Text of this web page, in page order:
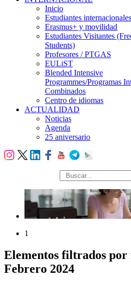
Inicio
Estudiantes internacionales
Erasmus+ y movilidad
Estudiantes Visitantes
Students)
Profesores / PTGAS
EULiST
Blended Intensive
Programmes/Programas
Combinados
Centro de idiomas
ACTUALIDAD
Noticias
Agenda
25 aniversario
búsqueda
1
Elementos filtrados por
Febrero 2024